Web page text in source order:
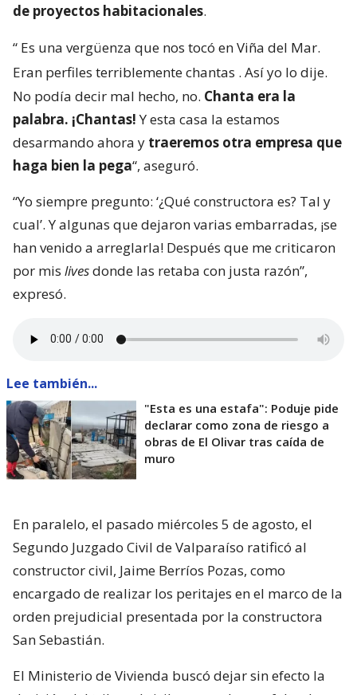
de proyectos habitacionales.
“ Es una vergüenza que nos tocó en Viña del Mar.
Eran perfiles terriblemente chantas . Así yo lo dije.
No podía decir mal hecho, no. Chanta era la
palabra. ¡Chantas!Y esta casa la estamos
desarmando ahora y traeremos otra empresa que
haga bien la pega“, aseguró.
“Yo siempre pregunto: ‘¿Qué constructora es? Tal y
cual’. Y algunas que dejaron varias embarradas, ¡se
han venido a arreglarla! Después que me criticaron
por mis livesdonde las retaba con justa razón”,
expresó.
Lee también...
"Esta es una estafa": Poduje pide
declarar como zona de riesgo a
obras de El Olivar tras caída de
muro
En paralelo, el pasado miércoles 5 de agosto, el
Segundo Juzgado Civil de Valparaíso ratificó al
constructor civil, Jaime Berríos Pozas, como
encargado de realizar los peritajes en el marco de la
orden prejudicial presentada por la constructora
San Sebastián.
El Ministerio de Vivienda buscó dejar sin efecto la